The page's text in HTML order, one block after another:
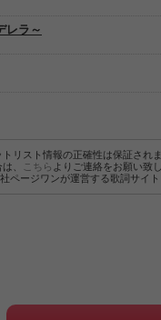
レラ～
リスト情報の正確性は保証され
、
こちら よりご連絡をお願い致し
ページワンが運営する歌詞サイト